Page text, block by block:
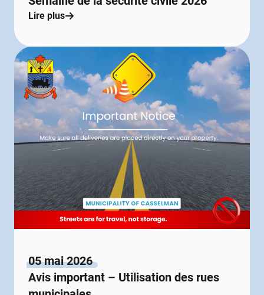
Lire plus
05 mai 2026
Avis important – Utilisation des rues